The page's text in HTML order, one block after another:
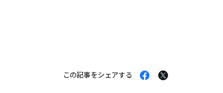
この記事をシェアする
Facebook
で
Twitter
で